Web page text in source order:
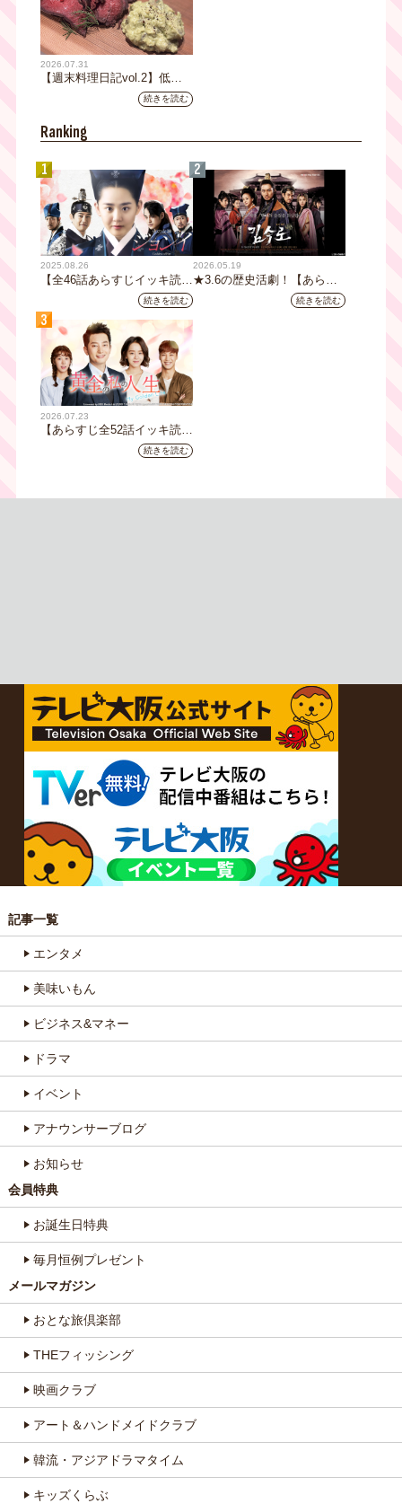
2026.07.31
【週末料理日記vol.2】低温
調理機で作るローストビーフ
続きを読む
Ranking
1
2025.08.26
【全46話あらすじイッキ読
み】韓国ドラマ『火の女神
ジョンイ』｜テレビ大阪 9
月11日（木）朝8時放送スタ
ート
続きを読む
2
2026.05.19
★3.6の歴史活劇！【あらす
じ全32話イッキ読み】韓国ド
ラマ『鉄の王 キム・スロ』
続きを読む
3
2026.07.23
【あらすじ全52話イッキ読
み】韓国ドラマ『黄金の私の
人生』｜テレビ大阪 月曜～
続きを読む
記事一覧
エンタメ
美味いもん
ビジネス&マネー
ドラマ
イベント
アナウンサーブログ
お知らせ
会員特典
お誕生日特典
毎月恒例プレゼント
メールマガジン
おとな旅倶楽部
THEフィッシング
映画クラブ
アート＆ハンドメイドクラブ
韓流・アジアドラマタイム
キッズくらぶ